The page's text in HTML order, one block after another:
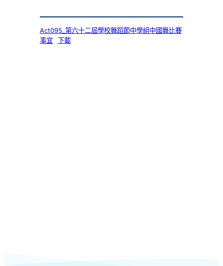
Act095_第六十二屆學校舞蹈節中學組中國舞比賽
事宜
下載